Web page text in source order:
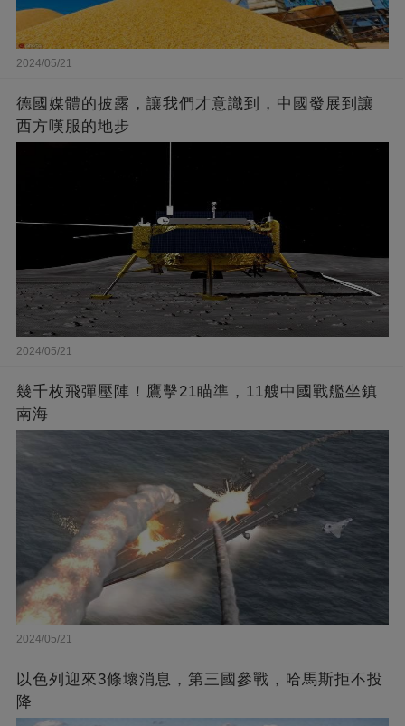
2024/05/21
德國媒體的披露，讓我們才意識到，中國發展到讓
西方嘆服的地步
2024/05/21
幾千枚飛彈壓陣！鷹擊21瞄準，11艘中國戰艦坐鎮
南海
2024/05/21
以色列迎來3條壞消息，第三國參戰，哈馬斯拒不投
降